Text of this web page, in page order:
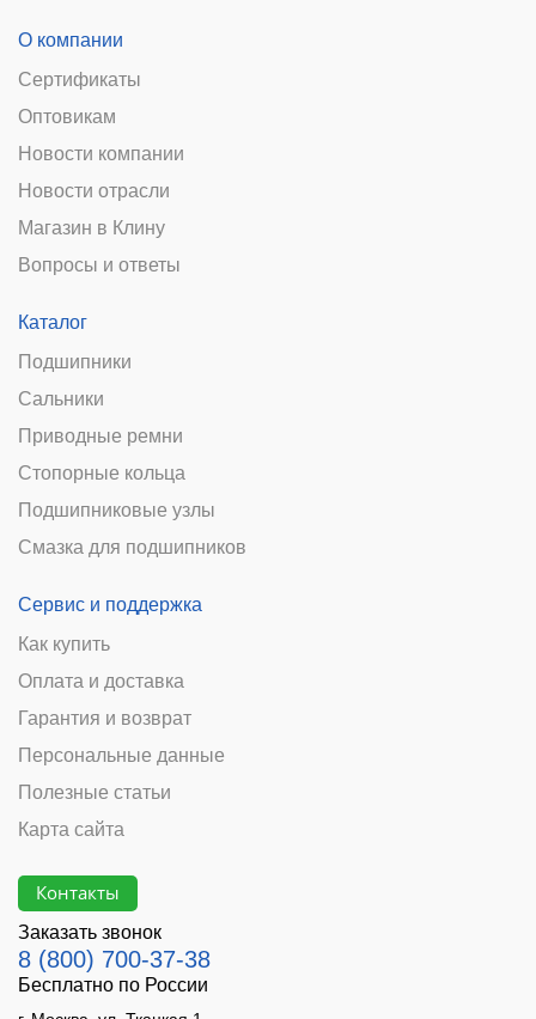
О компании
Сертификаты
Оптовикам
Новости компании
Новости отрасли
Магазин в Клину
Вопросы и ответы
Каталог
Подшипники
Сальники
Приводные ремни
Стопорные кольца
Подшипниковые узлы
Смазка для подшипников
Сервис и поддержка
Как купить
Оплата и доставка
Гарантия и возврат
Персональные данные
Полезные статьи
Карта сайта
Контакты
Заказать звонок
8 (800) 700-37-38
Бесплатно по России